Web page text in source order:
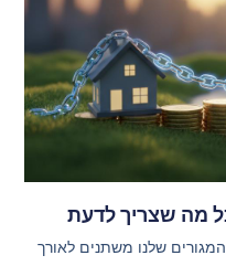
מה שצריך לדעת
שלנו משתנים לאורך